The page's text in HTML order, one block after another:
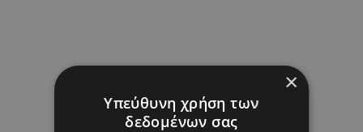
×
Υπεύθυνη χρήση των
δεδομένων σας